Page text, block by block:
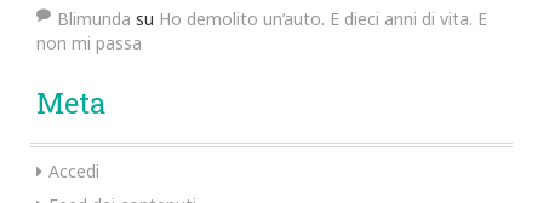
Blimunda su Ho demolito un’auto. E dieci anni di vita. E
non mi passa
Meta
Accedi